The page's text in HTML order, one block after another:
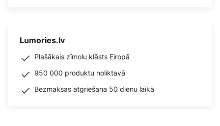
Lumories.lv
Plašākais zīmolu klāsts Eiropā
950 000 produktu noliktavā
Bezmaksas atgriešana 50 dienu laikā